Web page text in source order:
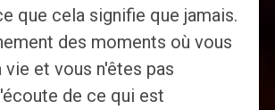
que cela signifie que jamais.
des moments où vous
et vous n'êtes pas
de ce qui est